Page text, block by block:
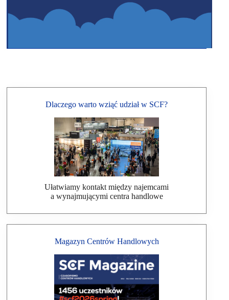
Dlaczego warto wziąć udział w SCF?
Ułatwiamy kontakt między najemcami
a wynajmującymi centra handlowe
Magazyn Centrów Handlowych